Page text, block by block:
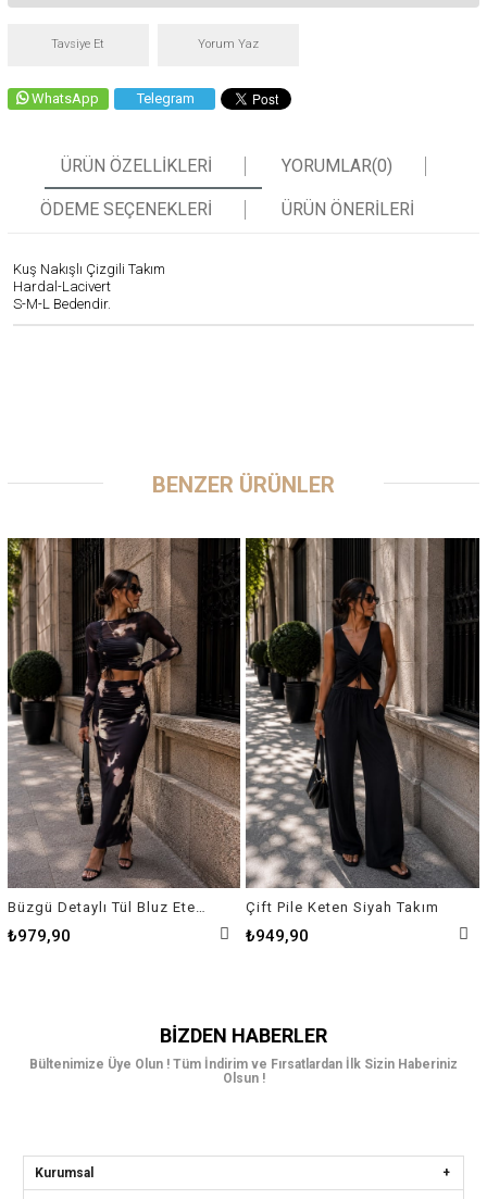
Tavsiye Et Yorum Yaz
WhatsApp Telegram
ÜRÜN ÖZELLIKLERI YORUMLAR(0)
ÖDEME SEÇENEKLERI ÜRÜN ÖNERILERI
Kuş Nakışlı Çizgili Takım
Hardal-Lacivert
S-M-L Bedendir.
BENZER ÜRÜNLER
₺979,90
Çift Pile Keten Siyah Takım
₺949,90
BIZDEN HABERLER
Bültenimize Üye Olun ! Tüm İndirim ve Fırsatlardan İlk Sizin Haberiniz
Olsun !
Kurumsal